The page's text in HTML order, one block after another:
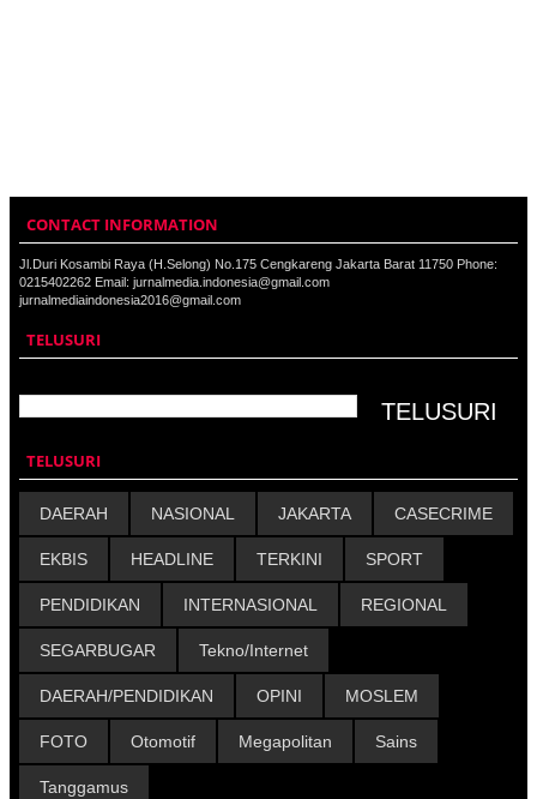
CONTACT INFORMATION
Jl.Duri Kosambi Raya (H.Selong) No.175 Cengkareng Jakarta Barat 11750 Phone:
0215402262 Email: jurnalmedia.indonesia@gmail.com
jurnalmediaindonesia2016@gmail.com
TELUSURI
TELUSURI
DAERAH NASIONAL JAKARTA CASECRIME
EKBIS HEADLINE TERKINI SPORT
PENDIDIKAN INTERNASIONAL REGIONAL
SEGARBUGAR Tekno/Internet
DAERAH/PENDIDIKAN OPINI MOSLEM
FOTO Otomotif Megapolitan Sains
Tanggamus